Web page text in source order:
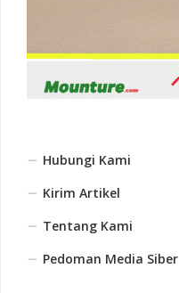
Hubungi Kami
Kirim Artikel
Tentang Kami
Pedoman Media Siber